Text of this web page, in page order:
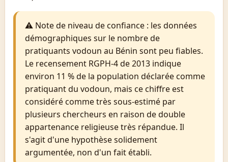
⚠ Note de niveau de confiance : les données
démographiques sur le nombre de
pratiquants vodoun au Bénin sont peu fiables.
Le recensement RGPH-4 de 2013 indique
environ 11 % de la population déclarée comme
pratiquant du vodoun, mais ce chiffre est
considéré comme très sous-estimé par
plusieurs chercheurs en raison de double
appartenance religieuse très répandue. Il
s'agit d'une hypothèse solidement
argumentée, non d'un fait établi.